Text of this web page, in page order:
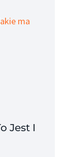
Jest I